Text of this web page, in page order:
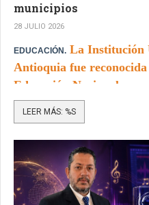
municipios
28 JULIO 2026
EDUCACIÓN. La Institución
Antioquia fue
Educación Nacional por
en la estrategia
orientada a ampliar el
profesional en territorios
de cobertura.
LEER MÁS: %S